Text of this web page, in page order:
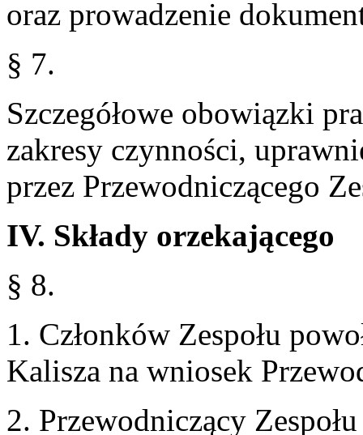
oraz prowadzenie
§ 7.
Szczegółowe obowiązki
zakresy czynności,
przez Przewodniczącego
IV. Składy orzekającego
§ 8.
1. Członków Zespołu
Kalisza na wniosek
2. Przewodniczący